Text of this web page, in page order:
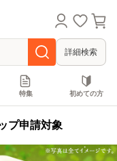
詳細検索
特集 初めての方
プ申請対象